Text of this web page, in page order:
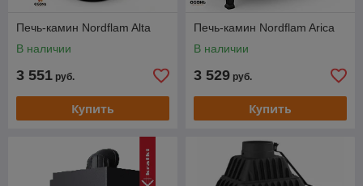
Печь-камин Nordflam Alta
В наличии
3 551 руб.
Купить
Печь-камин Nordflam Arica
В наличии
3 529 руб.
Купить